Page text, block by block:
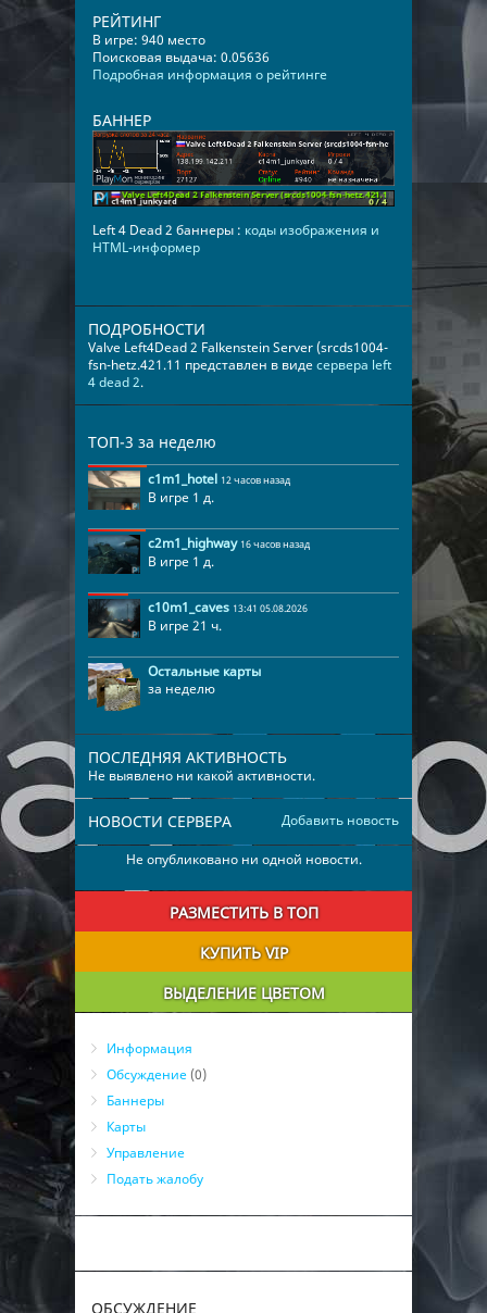
РЕЙТИНГ
В игре: 940 место
Поисковая выдача: 0.05636
Подробная информация о рейтинге
БАННЕР
Left 4 Dead 2 баннеры : коды изображения и
HTML-информер
ПОДРОБНОСТИ
Valve Left4Dead 2 Falkenstein Server (srcds1004-
fsn-hetz.421.11 представлен в видесервера left
4 dead 2.
ТОП-3 за неделю
c1m1_hotel 12 часов назад
В игре 1 д.
c2m1_highway 16 часов назад
В игре 1 д.
c10m1_caves 13:41 05.08.2026
В игре 21 ч.
Остальные карты
за неделю
ПОСЛЕДНЯЯ АКТИВНОСТЬ
Не выявлено ни какой активности.
Добавить новость
НОВОСТИ СЕРВЕРА
Не опубликовано ни одной новости.
РАЗМЕСТИТЬ В ТОП
КУПИТЬ VIP
ВЫДЕЛЕНИЕ ЦВЕТОМ
Информация
Обсуждение (0)
Баннеры
Карты
Управление
Подать жалобу
ОБСУЖДЕНИЕ